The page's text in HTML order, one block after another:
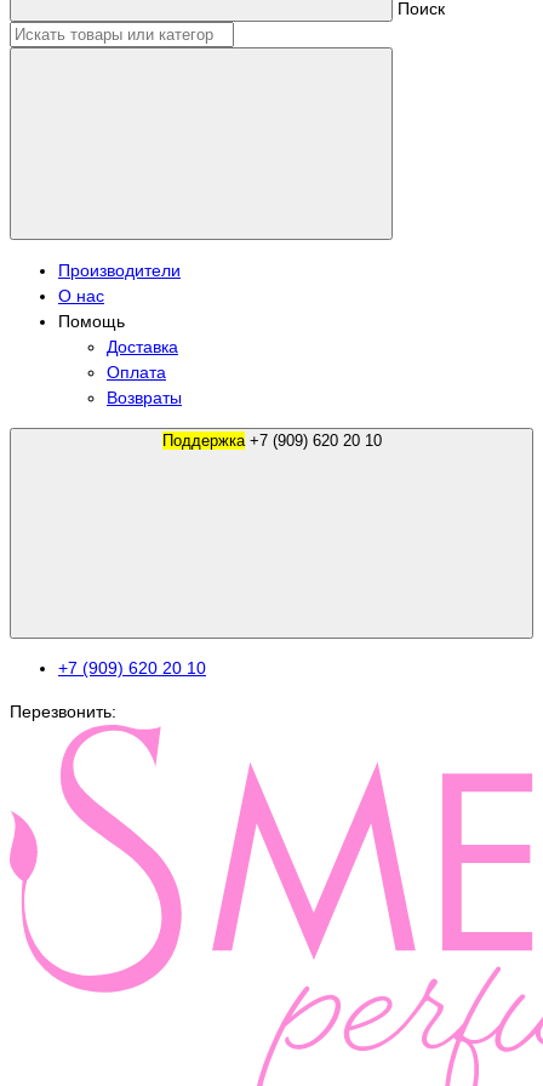
Поиск
Производители
О нас
Помощь
Доставка
Оплата
Возвраты
Поддержка +7 (909) 620 20 10
+7 (909) 620 20 10
Перезвонить: